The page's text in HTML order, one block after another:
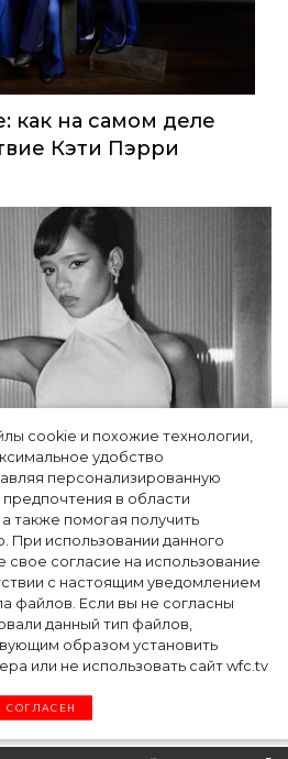
cookie и похожие технологии,
удобство
персонализированную
в области
также помогая получить
При использовании данного
свое согласие на использование
с настоящим уведомлением
файлов. Если вы не согласны
данный тип файлов,
образом установить
или не использовать сайт wfc.tv
СОГЛАСЕН
как на самом деле
Кэти Пэрри
белого лебедя на
2024